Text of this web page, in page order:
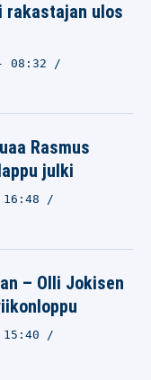
rakastajan ulos
08:32
Rasmus
julki
– Olli Jokisen